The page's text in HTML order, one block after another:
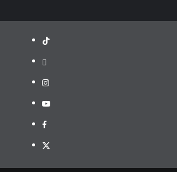
TikTok
threads
Instagram
Youtube
Facebook
X